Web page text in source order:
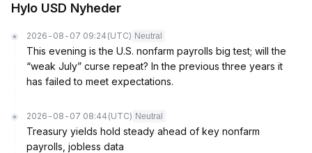
Hylo USD Nyheder
2026-08-07 09:24 (UTC) Neutral
This evening is the U.S. nonfarm payrolls big test; will the
“weak July” curse repeat? In the previous three years it
has failed to meet expectations.
2026-08-07 08:44 (UTC) Neutral
Treasury yields hold steady ahead of key nonfarm
payrolls, jobless data